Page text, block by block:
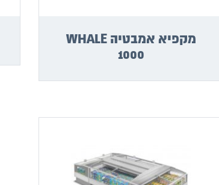
מקפיא אמבטיה WHALE
1000